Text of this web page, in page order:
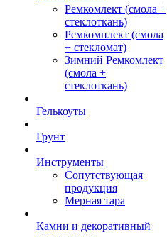
Ремкомлект (смола +
стеклоткань)
Ремкомплект (смола
+ стекломат)
Зимний Ремкомлект
(смола +
стеклоткань)
Гелькоуты
Грунт
Инструменты
Сопутствующая
продукция
Мерная тара
Камни и декоративный